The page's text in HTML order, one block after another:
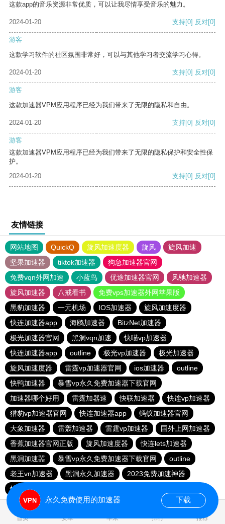
这款app的音乐资源非常优质，可以让我尽情享受音乐的魅力。
2024-01-20 支持[0] 反对[0]
游客
这款学习软件的社区氛围非常好，可以与其他学习者交流学习心得。
2024-01-20 支持[0] 反对[0]
游客
这款加速器VPM应用程序已经为我们带来了无限的隐私和自由。
2024-01-20 支持[0] 反对[0]
游客
这款加速器VPM应用程序已经为我们带来了无限的隐私保护和安全性保
护。
2024-01-20
支持[0] 反对[0]
友情链接
网站地图 QuickQ 旋风加速度器 旋风
旋风加速
坚果加速器
tiktok加速器
狗急加速器官网
免费vqn外网加速
小蓝鸟 优途加速器官网
风驰加速器
旋风加速器
八戒看书
免费vps加速器外网苹果版
黑豹加速器
一元机场 IOS加速器
旋风加速度器
快连加速器app
海鸥加速器
BitzNet加速器
极光加速器官网
黑洞vqn加速
快喵vp加速器
快连加速器app
outline 极光vp加速器
极光加速器
旋风加速度器
雷霆vp加速器官网 ios加速器
outline
快鸭加速器
暴雪vp永久免费加速器下载官网
加速器哪个好用
雷霆加器速 快联加速器
快连vp加速器
猎豹vp加速器官网
快连加速器app
蚂蚁加速器官网
大象加速器
雷轰加速器 雷霆vp加速器
国外上网加速器
香蕉加速器官网正版
旋风加速度器
快连lets加速器
黑洞加速噐
暴雪vp永久免费加速器下载官网
outline
老王vn加速器
黑洞永久加速器
2023免费加速神器
快连加速器app
首页 安卓 苹果 排行 推荐
永久免费使用的加速器 下载
0.996673s